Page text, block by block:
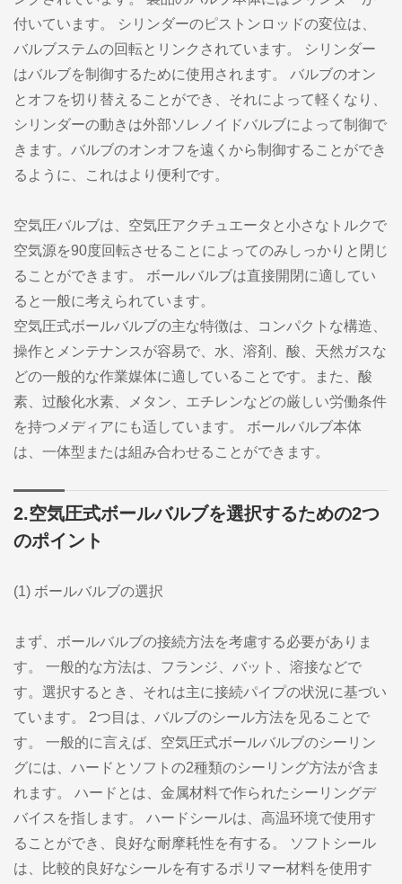
付いています。 シリンダーのピストンロッドの変位は、
バルブステムの回転とリンクされています。 シリンダー
はバルブを制御するために使用されます。 バルブのオン
とオフを切り替えることができ、それによって軽くなり、
シリンダーの動きは外部ソレノイドバルブによって制御で
きます。バルブのオンオフを遠くから制御することができ
るように、これはより便利です。
空気圧バルブは、空気圧アクチュエータと小さなトルクで
空気源を90度回転させることによってのみしっかりと閉じ
ることができます。 ボールバルブは直接開閉に適してい
ると一般に考えられています。
空気圧式ボールバルブの主な特徴は、コンパクトな構造、
操作とメンテナンスが容易で、水、溶剤、酸、天然ガスな
どの一般的な作業媒体に適していることです。また、酸
素、过酸化水素、メタン、エチレンなどの厳しい労働条件
を持つメディアにも适しています。 ボールバルブ本体
は、一体型または組み合わせることができます。
2.空気圧式ボールバルブを選択するための2つ
のポイント
(1) ボールバルブの選択
まず、ボールバルブの接続方法を考慮する必要がありま
す。 一般的な方法は、フランジ、バット、溶接などで
す。選択するとき、それは主に接続パイプの状況に基づい
ています。 2つ目は、バルブのシール方法を见ることで
す。 一般的に言えば、空気圧式ボールバルブのシーリン
グには、ハードとソフトの2種類のシーリング方法が含ま
れます。 ハードとは、金属材料で作られたシーリングデ
バイスを指します。 ハードシールは、高温环境で使用す
ることができ、良好な耐摩耗性を有する。 ソフトシール
は、比較的良好なシールを有するポリマー材料を使用す